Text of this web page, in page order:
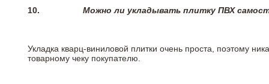
10. Можно ли укладывать плитку ПВХ
Укладка кварц-виниловой плитки очень проста, поэтому
товарному чеку покупателю.